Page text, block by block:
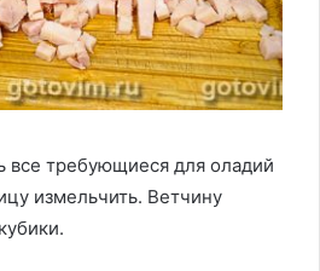
все требующиеся для оладий
измельчить. Ветчину